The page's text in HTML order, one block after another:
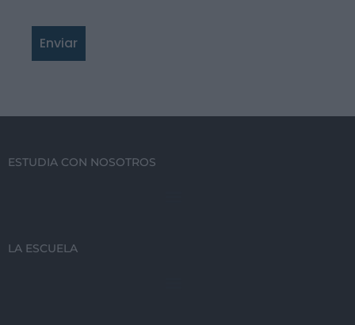
Enviar
ESTUDIA CON NOSOTROS
LA ESCUELA